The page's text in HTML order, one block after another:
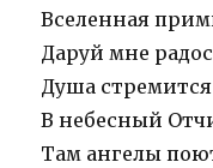
Вселенная
Даруй мне
Душа
В небесный
Там ангелы